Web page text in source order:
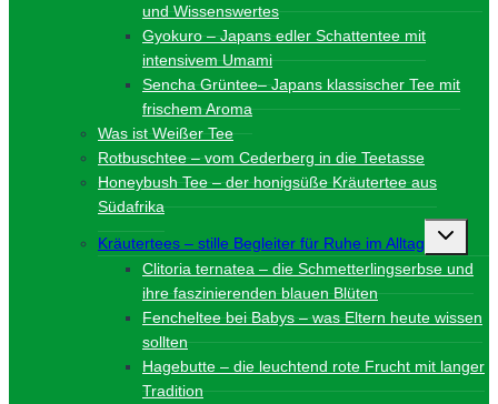
und Wissenswertes
Gyokuro – Japans edler Schattentee mit
intensivem Umami
Sencha Grüntee– Japans klassischer Tee mit
frischem Aroma
Was ist Weißer Tee
Rotbuschtee – vom Cederberg in die Teetasse
Honeybush Tee – der honigsüße Kräutertee aus
Südafrika
Kräutertees – stille Begleiter für Ruhe im Alltag
Clitoria ternatea – die Schmetterlingserbse und
ihre faszinierenden blauen Blüten
Fencheltee bei Babys – was Eltern heute wissen
sollten
Hagebutte – die leuchtend rote Frucht mit langer
Tradition